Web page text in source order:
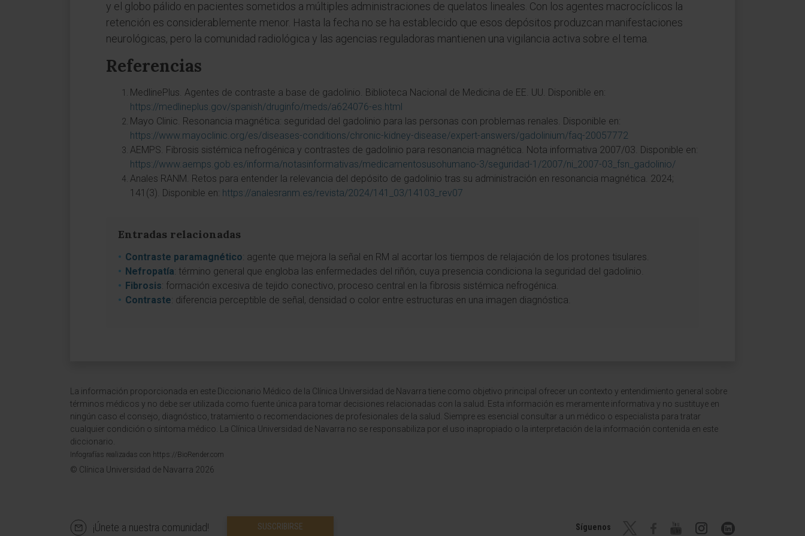
y el globo pálido en pacientes sometidos a múltiples administraciones de quelatos lineales. Con los agentes macrocíclicos la
retención es considerablemente menor. Hasta la fecha no se ha establecido que esos depósitos produzcan manifestaciones
neurológicas, pero la comunidad radiológica y las agencias reguladoras mantienen una vigilancia activa sobre el tema.
Referencias
MedlinePlus. Agentes de contraste a base de gadolinio. Biblioteca Nacional de Medicina de EE. UU. Disponible en:
https://medlineplus.gov/spanish/druginfo/meds/a624076-es.html
Mayo Clinic. Resonancia magnética: seguridad del gadolinio para las personas con problemas renales. Disponible en:
https://www.mayoclinic.org/es/diseases-conditions/chronic-kidney-disease/expert-answers/gadolinium/faq-20057772
AEMPS. Fibrosis sistémica nefrogénica y contrastes de gadolinio para resonancia magnética. Nota informativa 2007/03. Disponible en:
https://www.aemps.gob.es/informa/notasinformativas/medicamentosusohumano-3/seguridad-1/2007/ni_2007-03_fsn_gadolinio/
Anales RANM. Retos para entender la relevancia del depósito de gadolinio tras su administración en resonancia magnética. 2024;
141(3). Disponible en: https://analesranm.es/revista/2024/141_03/14103_rev07
Entradas relacionadas
Contraste paramagnético: agente que mejora la señal en RM al acortar los tiempos de relajación de los protones tisulares.
Nefropatía: término general que engloba las enfermedades del riñón, cuya presencia condiciona la seguridad del gadolinio.
Fibrosis: formación excesiva de tejido conectivo, proceso central en la fibrosis sistémica nefrogénica.
Contraste: diferencia perceptible de señal, densidad o color entre estructuras en una imagen diagnóstica.
La información proporcionada en este Diccionario Médico de la Clínica Universidad de Navarra tiene como objetivo principal ofrecer un contexto y entendimiento general sobre
términos médicos y no debe ser utilizada como fuente única para tomar decisiones relacionadas con la salud. Esta información es meramente informativa y no sustituye en
ningún caso el consejo, diagnóstico, tratamiento o recomendaciones de profesionales de la salud. Siempre es esencial consultar a un médico o especialista para tratar
cualquier condición o síntoma médico. La Clínica Universidad de Navarra no se responsabiliza por el uso inapropiado o la interpretación de la información contenida en este
diccionario.
Infografías realizadas con https://BioRender.com
© Clínica Universidad de Navarra 2026
¡Únete a nuestra comunidad! SUSCRIBIRSE Síguenos